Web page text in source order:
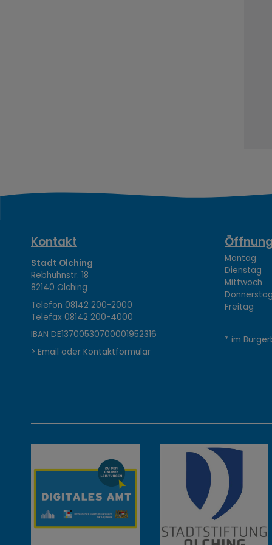
K
o
n
t
a
k
Kontakt
Stadt Olching
Rebhuhnstr. 18
82140 Olching
Telefon08142 200-2000
Telefax08142 200-4000
IBAN DE13700530700001952316
> Email oder Kontaktformular
Montag
Dienstag
Mittwoch
Freitag
* im